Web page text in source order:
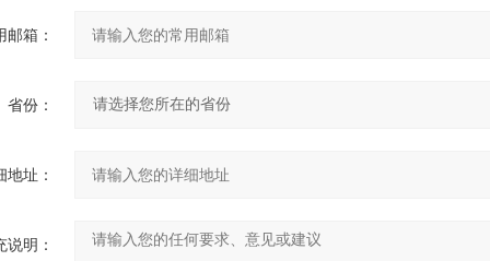
邮箱：
省份：
地址：
说明：